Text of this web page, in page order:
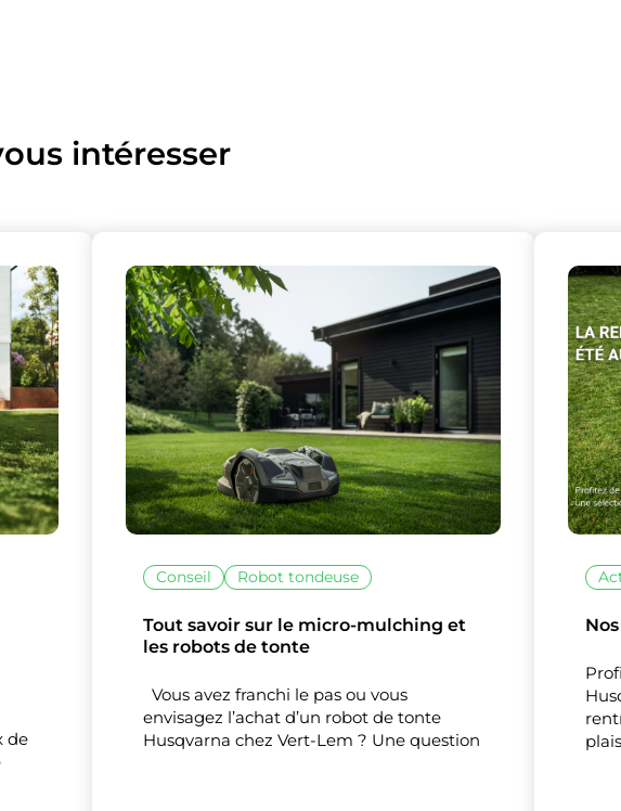
site utilise des cookies et vous donne le contrôle sur
vous souhaitez activer
Nos partenaires(1)
Mesure d'audience
Tout accepter Tout refuser Personnaliser
intéresser
de
Conseil Robot tondeuse
Tout savoir sur le micro-mulching et
les robots de tonte
Vous avez franchi le pas ou vous
envisagez l’achat d’un robot de tonte
Husqvarna chez Vert-Lem ? Une question